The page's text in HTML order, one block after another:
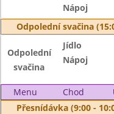
Nápoj
Odpolední svačina
Odpolední
svačina
Jídlo
Nápoj
Menu Chod
Přesnídávka (9:00 -